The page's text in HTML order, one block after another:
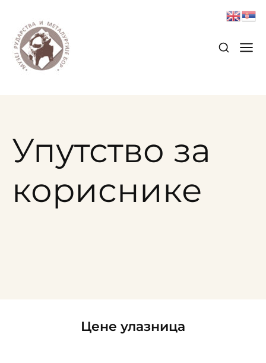
Упутство за
кориснике
Цене улазница